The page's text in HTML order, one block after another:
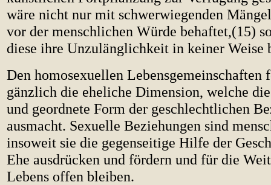
wäre nicht nur mit schwerwiegenden
vor der menschlichen Würde behaftet,(15)
diese ihre Unzulänglichkeit in keiner Weise
Den homosexuellen Lebensgemeinschaften
gänzlich die eheliche Dimension, welche
und geordnete Form der geschlechtlichen
ausmacht. Sexuelle Beziehungen sind
insoweit sie die gegenseitige Hilfe der
Ehe ausdrücken und fördern und für die
Lebens offen bleiben.